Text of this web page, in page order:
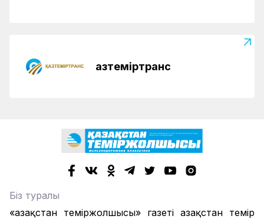
Қазтеміртранс
Біз туралы
«Қазақстан теміржолшысы» газеті Қазақстан темір